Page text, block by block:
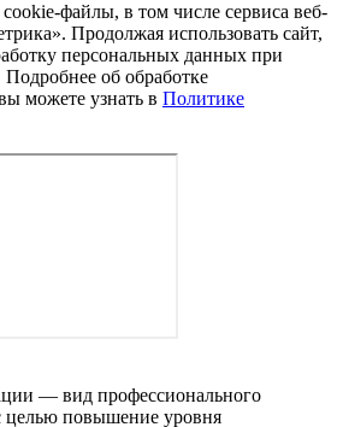
файлы, в том числе сервиса веб-
Продолжая использовать сайт,
персональных данных при
об обработке
можете узнать в Политике
— вид профессионального
целью повышение уровня